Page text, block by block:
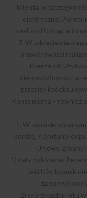
Klienta, w
elektrycznej,
realizacji Usługi w
7. W zakresie
prawidłowości
Klienta lub
nieprawidłowości w
przepisy kodeksu
Konsumenta – również
1. W zakresie
poniżej, Aerotunel
Umowy. Zmiany
1) daty dokonanej
jeśli Użytkownik
2) w przypadku lotu